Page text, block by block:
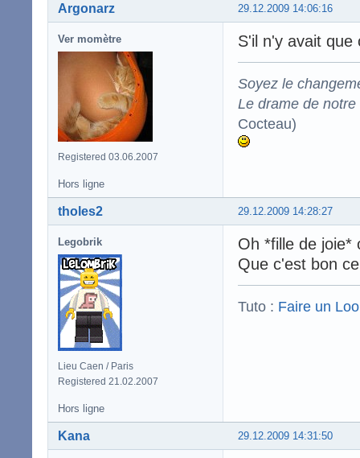
29.12.2009 14:06:16
Argonarz
Ver momètre
Registered 03.06.2007
S'il n'y avait
Soyez le
Le drame de
Cocteau)
Hors ligne
29.12.2009 14:28:27
tholes2
Legobrik
Lieu Caen / Paris
Registered 21.02.2007
Oh *fille de joie*
Que c'est bon
Tuto : Faire un
Hors ligne
29.12.2009 14:31:50
Kana